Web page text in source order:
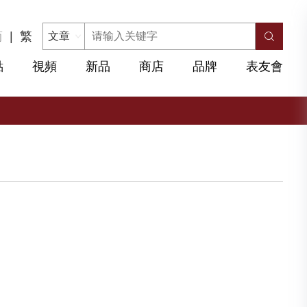
| 繁
視頻 新品 商店 品牌 表友會